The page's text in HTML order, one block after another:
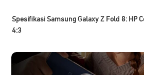
Spesifikasi Samsung Galaxy Z Fold 8: HP
4:3